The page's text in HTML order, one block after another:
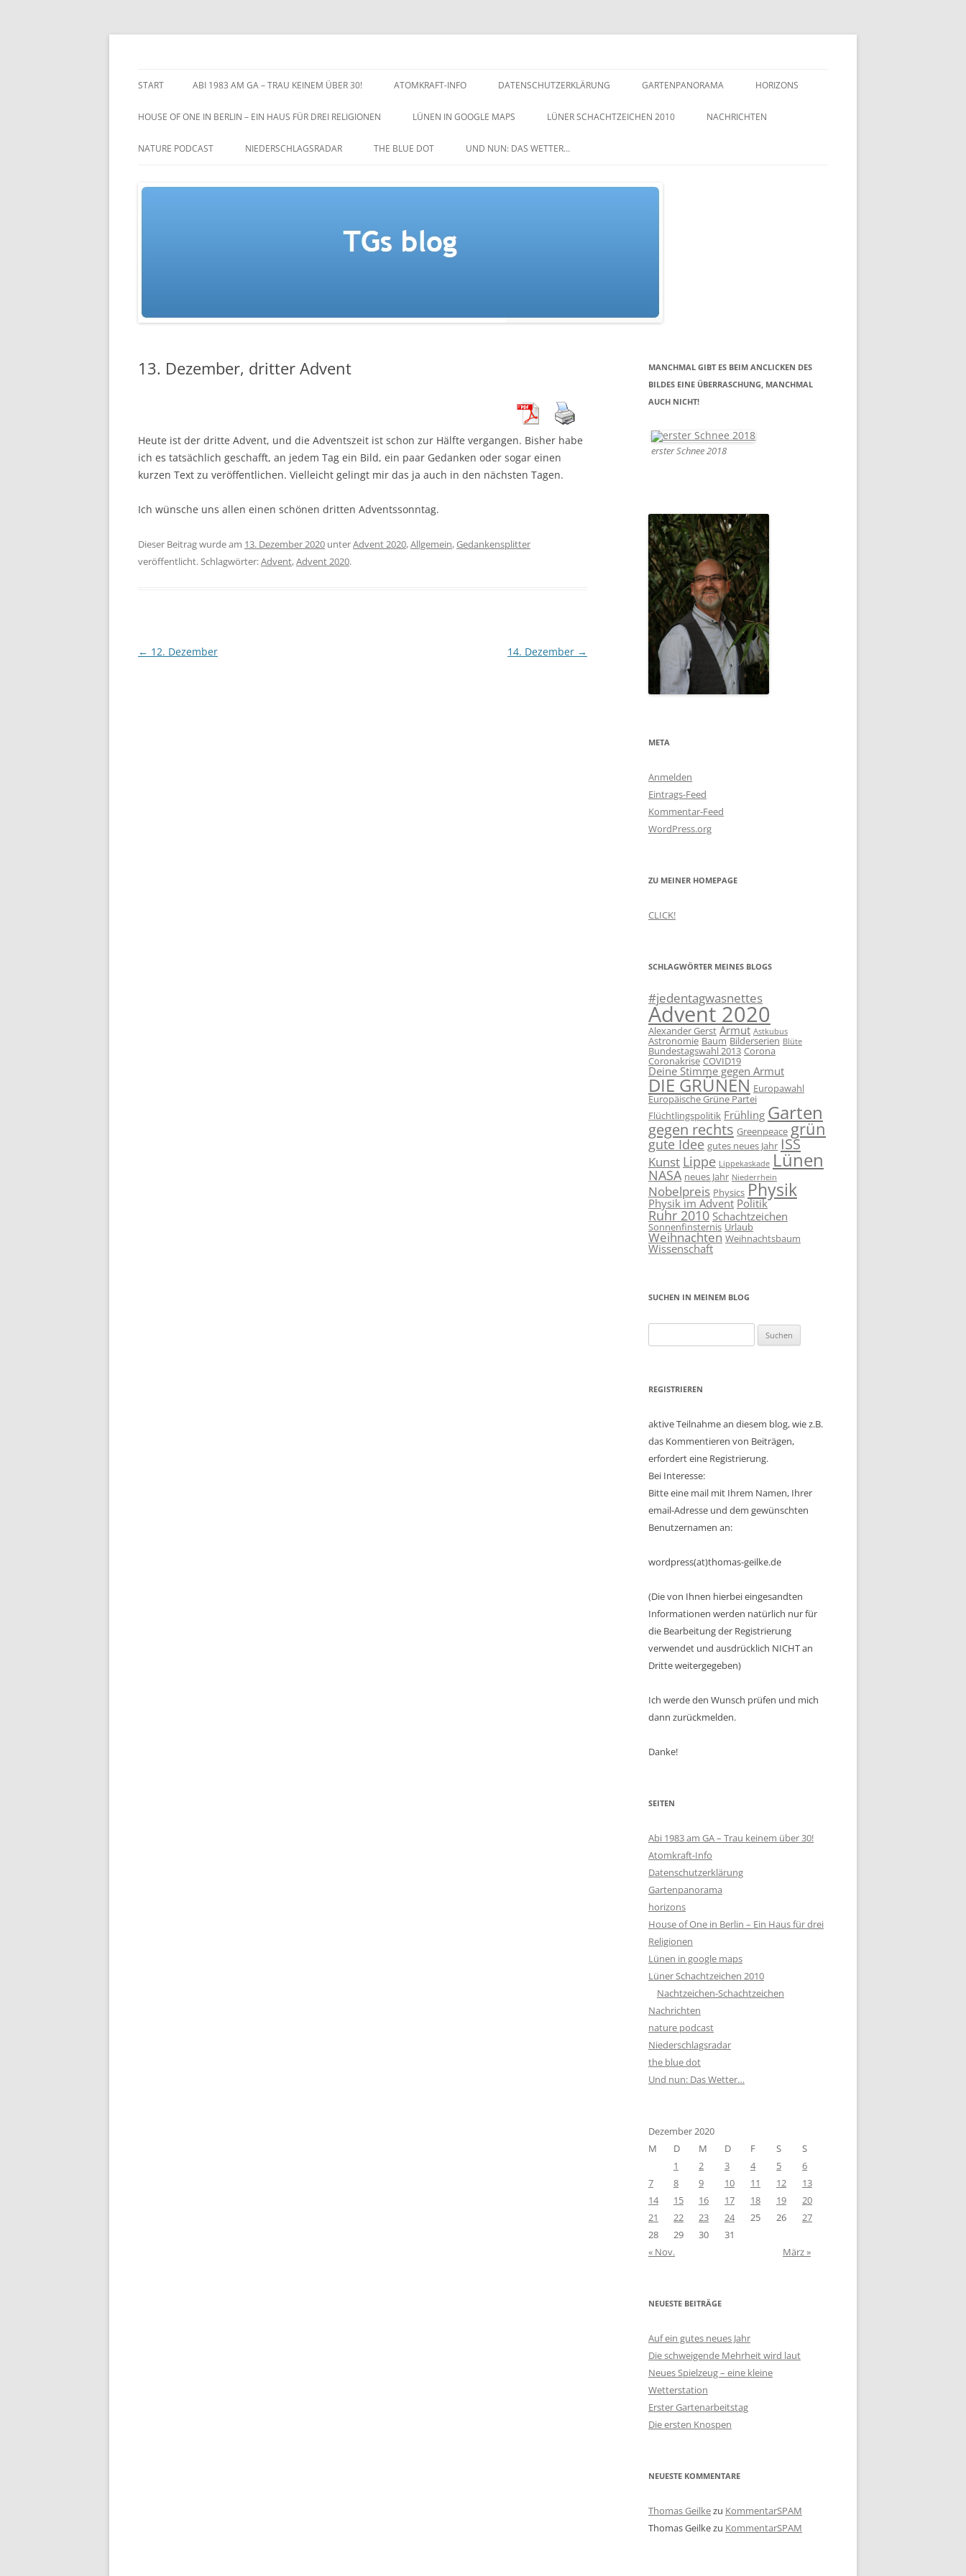
Zum
START ABI 1983 AM GA – TRAU KEINEM ÜBER 30! ATOMKRAFT-INFO DATENSCHUTZERKLÄRUNG GARTENPANORAMA HORIZONS
HOUSE OF ONE IN BERLIN – EIN HAUS FÜR DREI RELIGIONEN LÜNEN IN GOOGLE MAPS LÜNER SCHACHTZEICHEN 2010
NACHTZEICHEN-SCHACHTZEICHEN
NACHRICHTEN
NATURE PODCAST NIEDERSCHLAGSRADAR THE BLUE DOT UND NUN: DAS WETTER…
13. Dezember, dritter Advent
Heute ist der dritte Advent, und die Adventszeit ist schon zur Hälfte vergangen. Bisher habe
ich es tatsächlich geschafft, an jedem Tag ein Bild, ein paar Gedanken oder sogar einen
kurzen Text zu veröffentlichen. Vielleicht gelingt mir das ja auch in den nächsten Tagen.
Ich wünsche uns allen einen schönen dritten Adventssonntag.
Dieser Beitrag wurde am 13. Dezember 2020 unterAdvent 2020,Allgemein,Gedankensplitter
veröffentlicht. Schlagwörter:Advent,Advent 2020.
Beitragsnavigation
← 12. Dezember 14. Dezember →
MANCHMAL GIBT ES BEIM ANCLICKEN DES
BILDES EINE ÜBERRASCHUNG, MANCHMAL
AUCH NICHT!
erster Schnee 2018
META
Anmelden
Eintrags-Feed
Kommentar-Feed
WordPress.org
ZU MEINER HOMEPAGE
CLICK!
SCHLAGWÖRTER MEINES BLOGS
#jedentagwasnettes
Advent 2020
Alexander Gerst Armut Astkubus
Astronomie Baum Bilderserien Blüte
Bundestagswahl 2013 Corona
Coronakrise COVID19
Deine Stimme gegen Armut
DIE GRÜNEN Europawahl
Europäische Grüne Partei
Flüchtlingspolitik Frühling Garten
gegen rechts Greenpeace grün
gute Idee gutes neues Jahr ISS
Kunst Lippe Lippekaskade Lünen
NASA neues Jahr Niederrhein
Nobelpreis Physics Physik
Physik im Advent Politik
Ruhr 2010 Schachtzeichen
Sonnenfinsternis Urlaub
Weihnachten Weihnachtsbaum
Wissenschaft
SUCHEN IN MEINEM BLOG
nach:
REGISTRIEREN
aktive Teilnahme an diesem blog, wie z.B.
das Kommentieren von Beiträgen,
erfordert eine Registrierung.
Bei Interesse:
Bitte eine mail mit Ihrem Namen, Ihrer
email-Adresse und dem gewünschten
Benutzernamen an:
wordpress(at)thomas-geilke.de
(Die von Ihnen hierbei eingesandten
Informationen werden natürlich nur für
die Bearbeitung der Registrierung
verwendet und ausdrücklich NICHT an
Dritte weitergegeben)
Ich werde den Wunsch prüfen und mich
dann zurückmelden.
Danke!
SEITEN
Abi 1983 am GA – Trau keinem über 30!
Atomkraft-Info
Datenschutzerklärung
Gartenpanorama
horizons
House of One in Berlin – Ein Haus für drei
Religionen
Lünen in google maps
Lüner Schachtzeichen 2010
Nachtzeichen-Schachtzeichen
Nachrichten
nature podcast
Niederschlagsradar
the blue dot
Und nun: Das Wetter…
Dezember 2020
M
D M D F S
S
1
2 3 4 5
6
7
8 9 10 11 12
13
14
15 16 17 18 19
20
21
22 23 24 25 26
27
28
29 30
31
« Nov.
März »
NEUESTE BEITRÄGE
Auf ein gutes neues Jahr
Die schweigende Mehrheit wird laut
Neues Spielzeug – eine kleine
Wetterstation
Erster Gartenarbeitstag
Die ersten Knospen
NEUESTE KOMMENTARE
Thomas Geilkezu KommentarSPAM
Thomas Geilkezu KommentarSPAM